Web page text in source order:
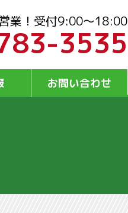
業！受付9:00～18:00
3535
お問い合わせ